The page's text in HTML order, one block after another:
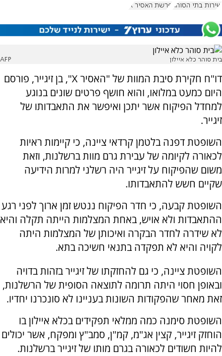
שירות בתי הסוהר פרשת האסיר X
בית סוהר כלא איילון AFP
דו"ח חקירת סיבת המוות של "האסיר X", בן זיגייר, פורסם
היום כמעט במלואו, והוא חושף פרטים שונים בנוגע
למחדל הפיקוח אשר יתכן ואיפשר את התאבדותו של
זיגייר.
השופטת דפנה בלטמן קרדאי ציינה, כי קיימות ראיות
לכאורה לקיומה של עבירת גרם מוות ברשלנות, וזאת
משום שהפיקוח על זיגייר היה רשלני למרות הידיעה
שקיים חשש להתאבדותו.
השופטת קבעה, כי חדר הפיקוח ננטש זמן ארוך לפני רגע
ההתאבדות ולא אויש, באחת המצלמות הייתה תקלה והיא
לא שידרה לחדר הבקרה ואיכותן של המצלמות היתה
לקויה והיא לא תפקדה בתנאי חשיכה בתא.
השופטת ציינה, כי גם להחזקתו של זיגייר בזהות בדויה
ובאופן חסוי היתה תרומה לתוצאה הסופית של הרשלנות,
זאת מאחר שהפקודות השונות בעניינו לא סונכרנו יחדיו.
השופטת סימנה כמה ממלאי תפקידים בכלא איילון בו
הוחזק זיגייר, קצין אג"מ, קמ"ן, סמב"ץ ומפקח, אשר יכולים
להיות חשודים לכאורה בגרם מותו של זיגייר ברשלנות.